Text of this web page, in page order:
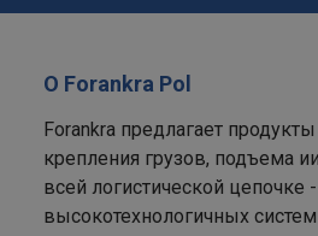
О Forankra Pol
Forankra предлагает
крепления грузов, подъема
всей логистической цепочке
высокотехнологичных